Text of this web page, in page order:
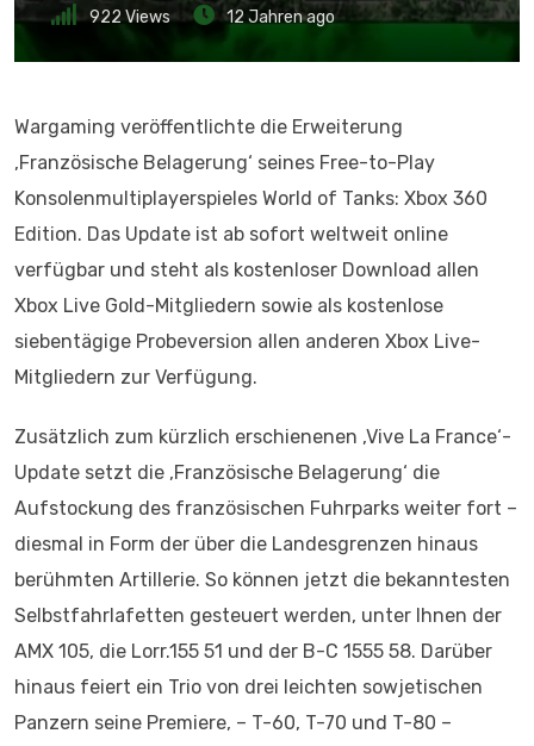
922 Views 12 Jahren ago
Wargaming veröffentlichte die Erweiterung
‚Französische Belagerung‘ seines Free-to-Play
Konsolenmultiplayerspieles World of Tanks: Xbox 360
Edition. Das Update ist ab sofort weltweit online
verfügbar und steht als kostenloser Download allen
Xbox Live Gold-Mitgliedern sowie als kostenlose
siebentägige Probeversion allen anderen Xbox Live-
Mitgliedern zur Verfügung.
Zusätzlich zum kürzlich erschienenen ‚Vive La France‘-
Update setzt die ‚Französische Belagerung‘ die
Aufstockung des französischen Fuhrparks weiter fort –
diesmal in Form der über die Landesgrenzen hinaus
berühmten Artillerie. So können jetzt die bekanntesten
Selbstfahrlafetten gesteuert werden, unter Ihnen der
AMX 105, die Lorr.155 51 und der B-C 1555 58. Darüber
hinaus feiert ein Trio von drei leichten sowjetischen
Panzern seine Premiere, – T-60, T-70 und T-80 –